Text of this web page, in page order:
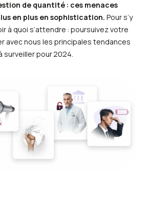
de quantité : ces menaces
en plus en sophistication. Pour s’y
à quoi s’attendre : poursuivez votre
avec nous les principales tendances
surveiller pour 2024.